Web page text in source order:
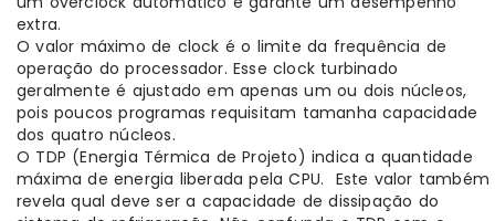
extra.
O valor máximo de clock é o limite da frequência de
operação do processador. Esse clock turbinado
geralmente é ajustado em apenas um ou dois núcleos,
pois poucos programas requisitam tamanha capacidade
dos quatro núcleos.
O TDP (Energia Térmica de Projeto) indica a quantidade
máxima de energia liberada pela CPU. Este valor também
revela qual deve ser a capacidade de dissipação do